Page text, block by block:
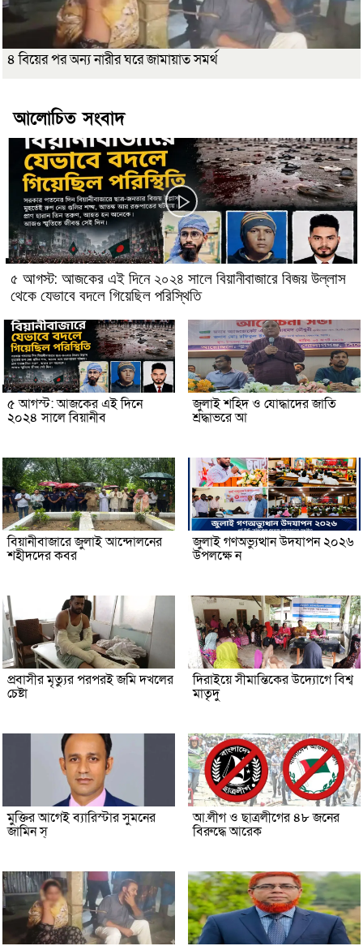
৪ বিয়ের পর অন্য নারীর ঘরে জামায়াত সমর্থ
আলোচিত সংবাদ
৫ আগস্ট: আজকের এই দিনে ২০২৪ সালে বিয়ানীবাজারে বিজয় উল্লাস
থেকে যেভাবে বদলে গিয়েছিল পরিস্থিতি
৫ আগস্ট: আজকের এই দিনে
২০২৪ সালে বিয়ানীব
জুলাই শহিদ ও যোদ্ধাদের জাতি
শ্রদ্ধাভরে আ
বিয়ানীবাজারে জুলাই আন্দোলনের
শহীদদের কবর
জুলাই গণঅভ্যুত্থান উদযাপন ২০২৬
উপলক্ষে ন
প্রবাসীর মৃত্যুর পরপরই জমি দখলের
চেষ্টা
দিরাইয়ে সীমান্তিকের উদ্যোগে বিশ্ব
মাতৃদু
মুক্তির আগেই ব্যারিস্টার সুমনের
জামিন স্
আ.লীগ ও ছাত্রলীগের ৪৮ জনের
বিরুদ্ধে আরেক